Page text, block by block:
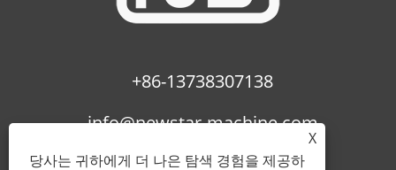
+86-13738307138
info@newstar-machine.com
X
당사는 귀하에게 더 나은 탐색 경험을 제공하